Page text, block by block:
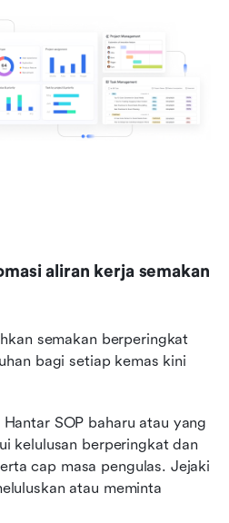
aliran kerja semakan
semakan berperingkat
bagi setiap kemas kini
Hantar SOP baharu atau yang
kelulusan berperingkat dan
cap masa pengulas. Jejaki
atau meminta